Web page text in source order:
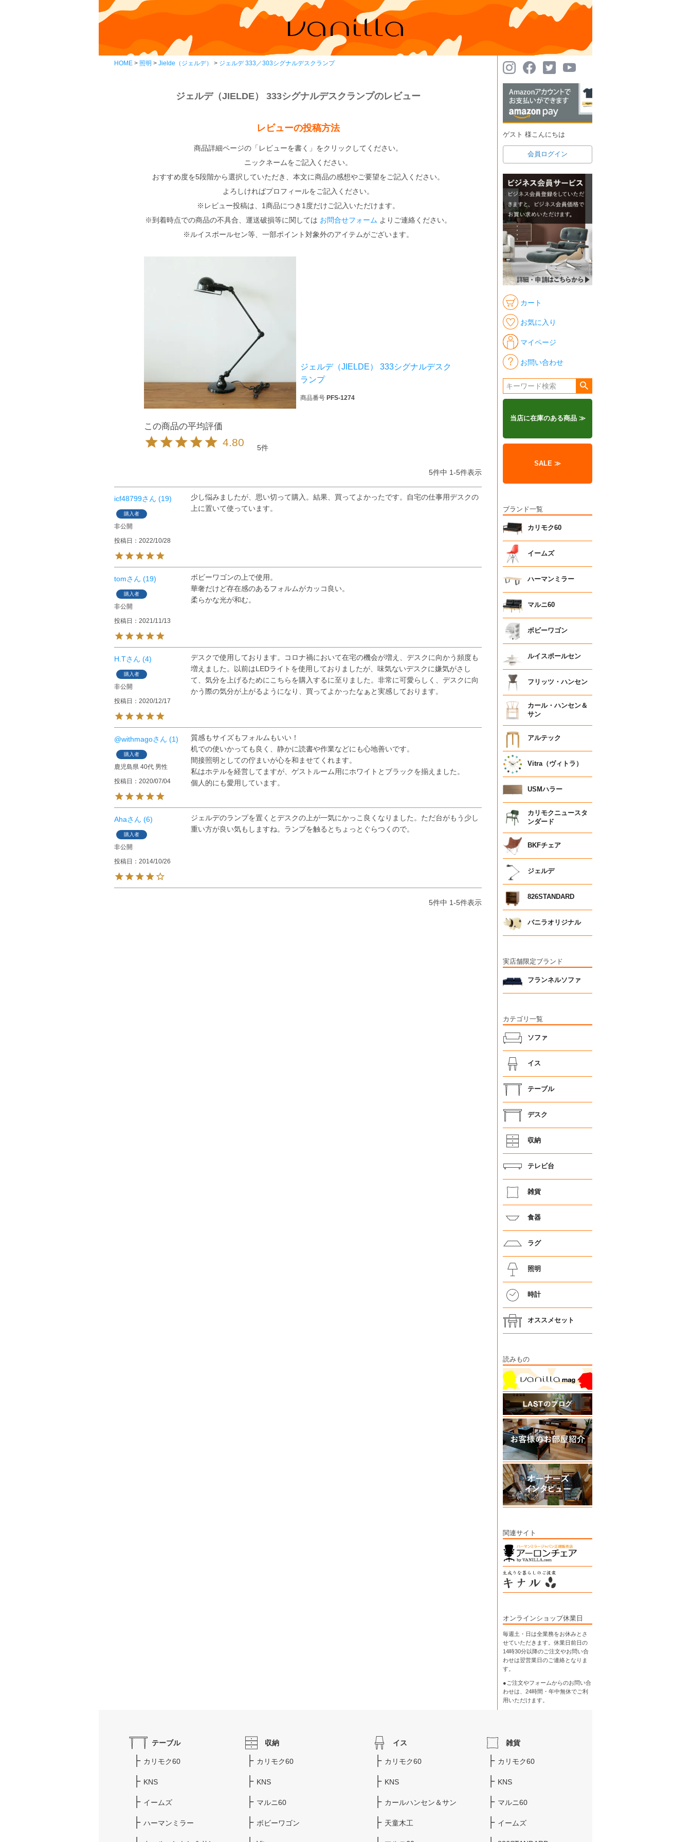
HOME 照明 Jielde（ジェルデ） ジェルデ 333／303シグナルデスクランプ
ジェルデ（JIELDE） 333シグナルデスクランプのレビュー
レビューの投稿方法
商品詳細ページの「レビューを書く」をクリックしてください。
ニックネームをご記入ください。
おすすめ度を5段階から選択していただき、本文に商品の感想やご要望をご記入ください。
よろしければプロフィールをご記入ください。
※レビュー投稿は、1商品につき1度だけご記入いただけます。
※到着時点での商品の不具合、運送破損等に関しては お問合せフォーム よりご連絡ください。
※ルイスポールセン等、一部ポイント対象外のアイテムがございます。
ジェルデ（JIELDE） 333シグナルデスク
ランプ
商品番号 PFS-1274
4.80 5
5件中 1-5件表示
icf48799 19
購入者
非公開
投稿日
2022/10/28
少し悩みましたが、思い切って購入。結果、買ってよかったです。自宅の仕事用デスクの
上に置いて使っています。
tom 19
購入者
非公開
投稿日
2021/11/13
ボビーワゴンの上で使用。
華奢だけど存在感のあるフォルムがカッコ良い。
柔らかな光が和む。
H.T 4
購入者
非公開
投稿日
2020/12/17
デスクで使用しております。コロナ禍において在宅の機会が増え、デスクに向かう頻度も
増えました。以前はLEDライトを使用しておりましたが、味気ないデスクに嫌気がさし
て、気分を上げるためにこちらを購入するに至りました。非常に可愛らしく、デスクに向
かう際の気分が上がるようになり、買ってよかったなぁと実感しております。
@withmago 1
購入者
鹿児島県 40代 男性
投稿日
2020/07/04
質感もサイズもフォルムもいい！
机での使いかっても良く、静かに読書や作業などにも心地善いです。
間接照明としての佇まいが心を和ませてくれます。
私はホテルを経営してますが、ゲストルーム用にホワイトとブラックを揃えました。
個人的にも愛用しています。
Aha 6
購入者
非公開
投稿日
2014/10/26
ジェルデのランプを置くとデスクの上が一気にかっこ良くなりました。ただ台がもう少し
重い方が良い気もしますね。ランプを触るとちょっとぐらつくので。
5件中 1-5件表示
ゲスト 様こんにちは
会員ログイン
カート
お気に入り
マイページ
お問い合わせ
当店に在庫のある商品 ≫
SALE ≫
ブランド一覧
カリモク60
イームズ
ハーマンミラー
マルニ60
ボビーワゴン
ルイスポールセン
フリッツ・ハンセン
カール・ハンセン＆
サン
アルテック
Vitra（ヴィトラ）
USMハラー
カリモクニュースタ
ンダード
BKFチェア
ジェルデ
826STANDARD
バニラオリジナル
実店舗限定ブランド
フランネルソファ
カテゴリ一覧
ソファ
イス
テーブル
デスク
収納
テレビ台
雑貨
食器
ラグ
照明
時計
オススメセット
読みもの
関連サイト
オンラインショップ休業日
毎週土・日は全業務をお休みとさ
せていただきます。休業日前日の
14時30分以降のご注文やお問い合
わせは翌営業日のご連絡となりま
す。
●ご注文やフォームからのお問い合
わせは、 24時間・年中無休でご利
用いただけます。
テーブル
カリモク60
KNS
イームズ
ハーマンミラー
収納
カリモク60
KNS
マルニ60
ボビーワゴン
イス
カリモク60
KNS
カールハンセン＆サン
天童木工
雑貨
カリモク60
KNS
マルニ60
イームズ